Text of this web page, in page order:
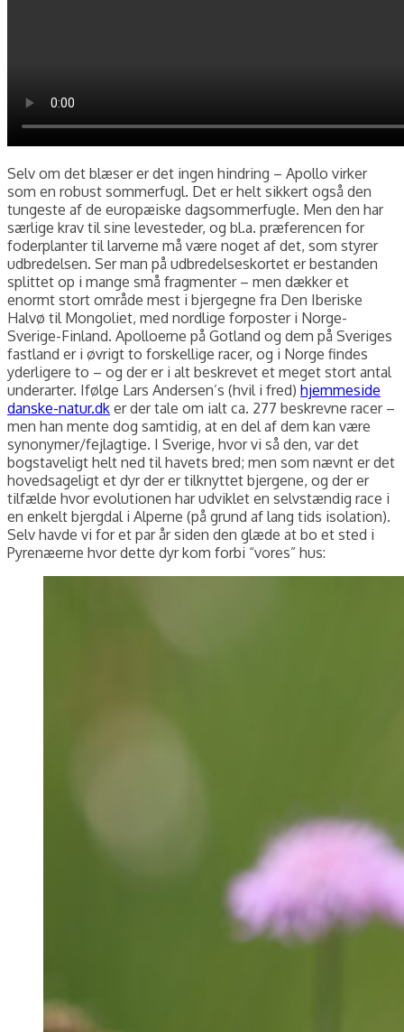
Selv om det blæser er det ingen hindring – Apollo virker
som en robust sommerfugl. Det er helt sikkert også den
tungeste af de europæiske dagsommerfugle. Men den har
særlige krav til sine levesteder, og bl.a. præferencen for
foderplanter til larverne må være noget af det, som styrer
udbredelsen. Ser man på udbredelseskortet er bestanden
splittet op i mange små fragmenter – men dækker et
enormt stort område mest i bjergegne fra Den Iberiske
Halvø til Mongoliet, med nordlige forposter i Norge-
Sverige-Finland. Apolloerne på Gotland og dem på Sveriges
fastland er i øvrigt to forskellige racer, og i Norge findes
yderligere to – og der er i alt beskrevet et meget stort antal
underarter. Ifølge Lars Andersen’s (hvil i fred) hjemmeside
danske-natur.dk er der tale om ialt ca. 277 beskrevne racer –
men han mente dog samtidig, at en del af dem kan være
synonymer/fejlagtige. I Sverige, hvor vi så den, var det
bogstaveligt helt ned til havets bred; men som nævnt er det
hovedsageligt et dyr der er tilknyttet bjergene, og der er
tilfælde hvor evolutionen har udviklet en selvstændig race i
en enkelt bjergdal i Alperne (på grund af lang tids isolation).
Selv havde vi for et par år siden den glæde at bo et sted i
Pyrenæerne hvor dette dyr kom forbi “vores” hus: